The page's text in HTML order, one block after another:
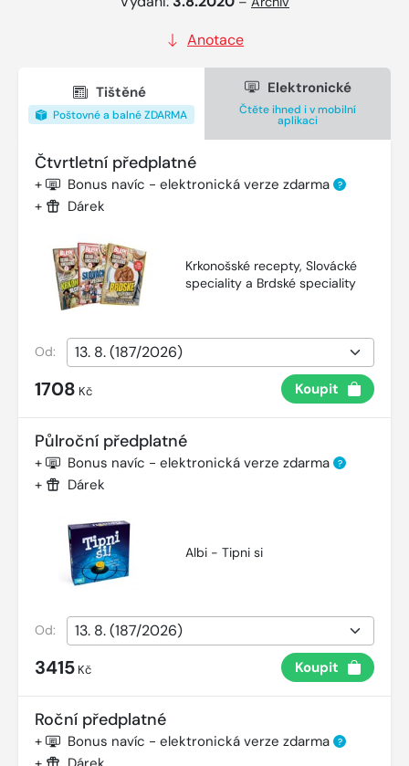
Anotace
Tištěné
Poštovné a balné ZDARMA
Elektronické
Čtěte ihned i v mobilní
aplikaci
Čtvrtletní předplatné
+ Bonus navíc - elektronická verze zdarma ?
+ Dárek
Krkonošské recepty, Slovácké
speciality a Brdské speciality
Od:
1708 Kč Koupit
Půlroční předplatné
+ Bonus navíc - elektronická verze zdarma ?
+ Dárek
Albi - Tipni si
Od:
3415 Kč Koupit
Roční předplatné
+ Bonus navíc - elektronická verze zdarma ?